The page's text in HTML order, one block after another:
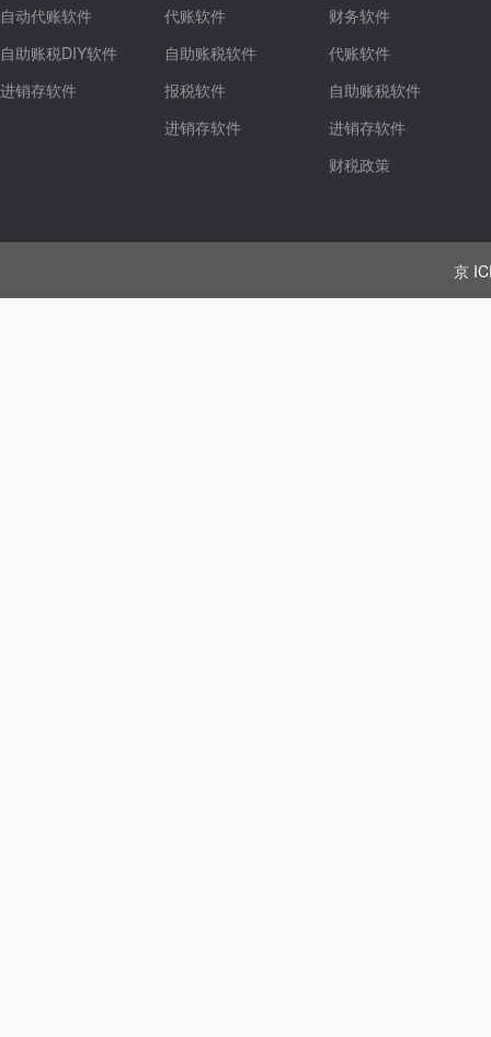
自动代账软件
自助账税DIY软件
进销存软件
代账软件
自助账税软件
报税软件
进销存软件
财务软件
代账软件
自助账税软件
进销存软件
财税政策
京